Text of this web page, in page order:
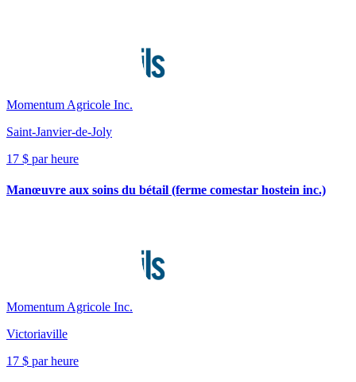
Momentum Agricole Inc.
Saint-Janvier-de-Joly
17 $ par heure
Manœuvre aux soins du bétail (ferme comestar hostein inc.)
Momentum Agricole Inc.
Victoriaville
17 $ par heure